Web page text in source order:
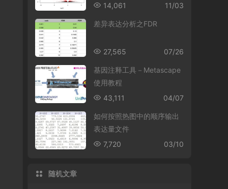
11/03
14,061
差异表达分析之FDR
07/26
27,565
基因注释工具－Metascape
使用教程
04/07
43,111
如何按照热图中的顺序输出
表达量文件
03/10
7,720
随机文章